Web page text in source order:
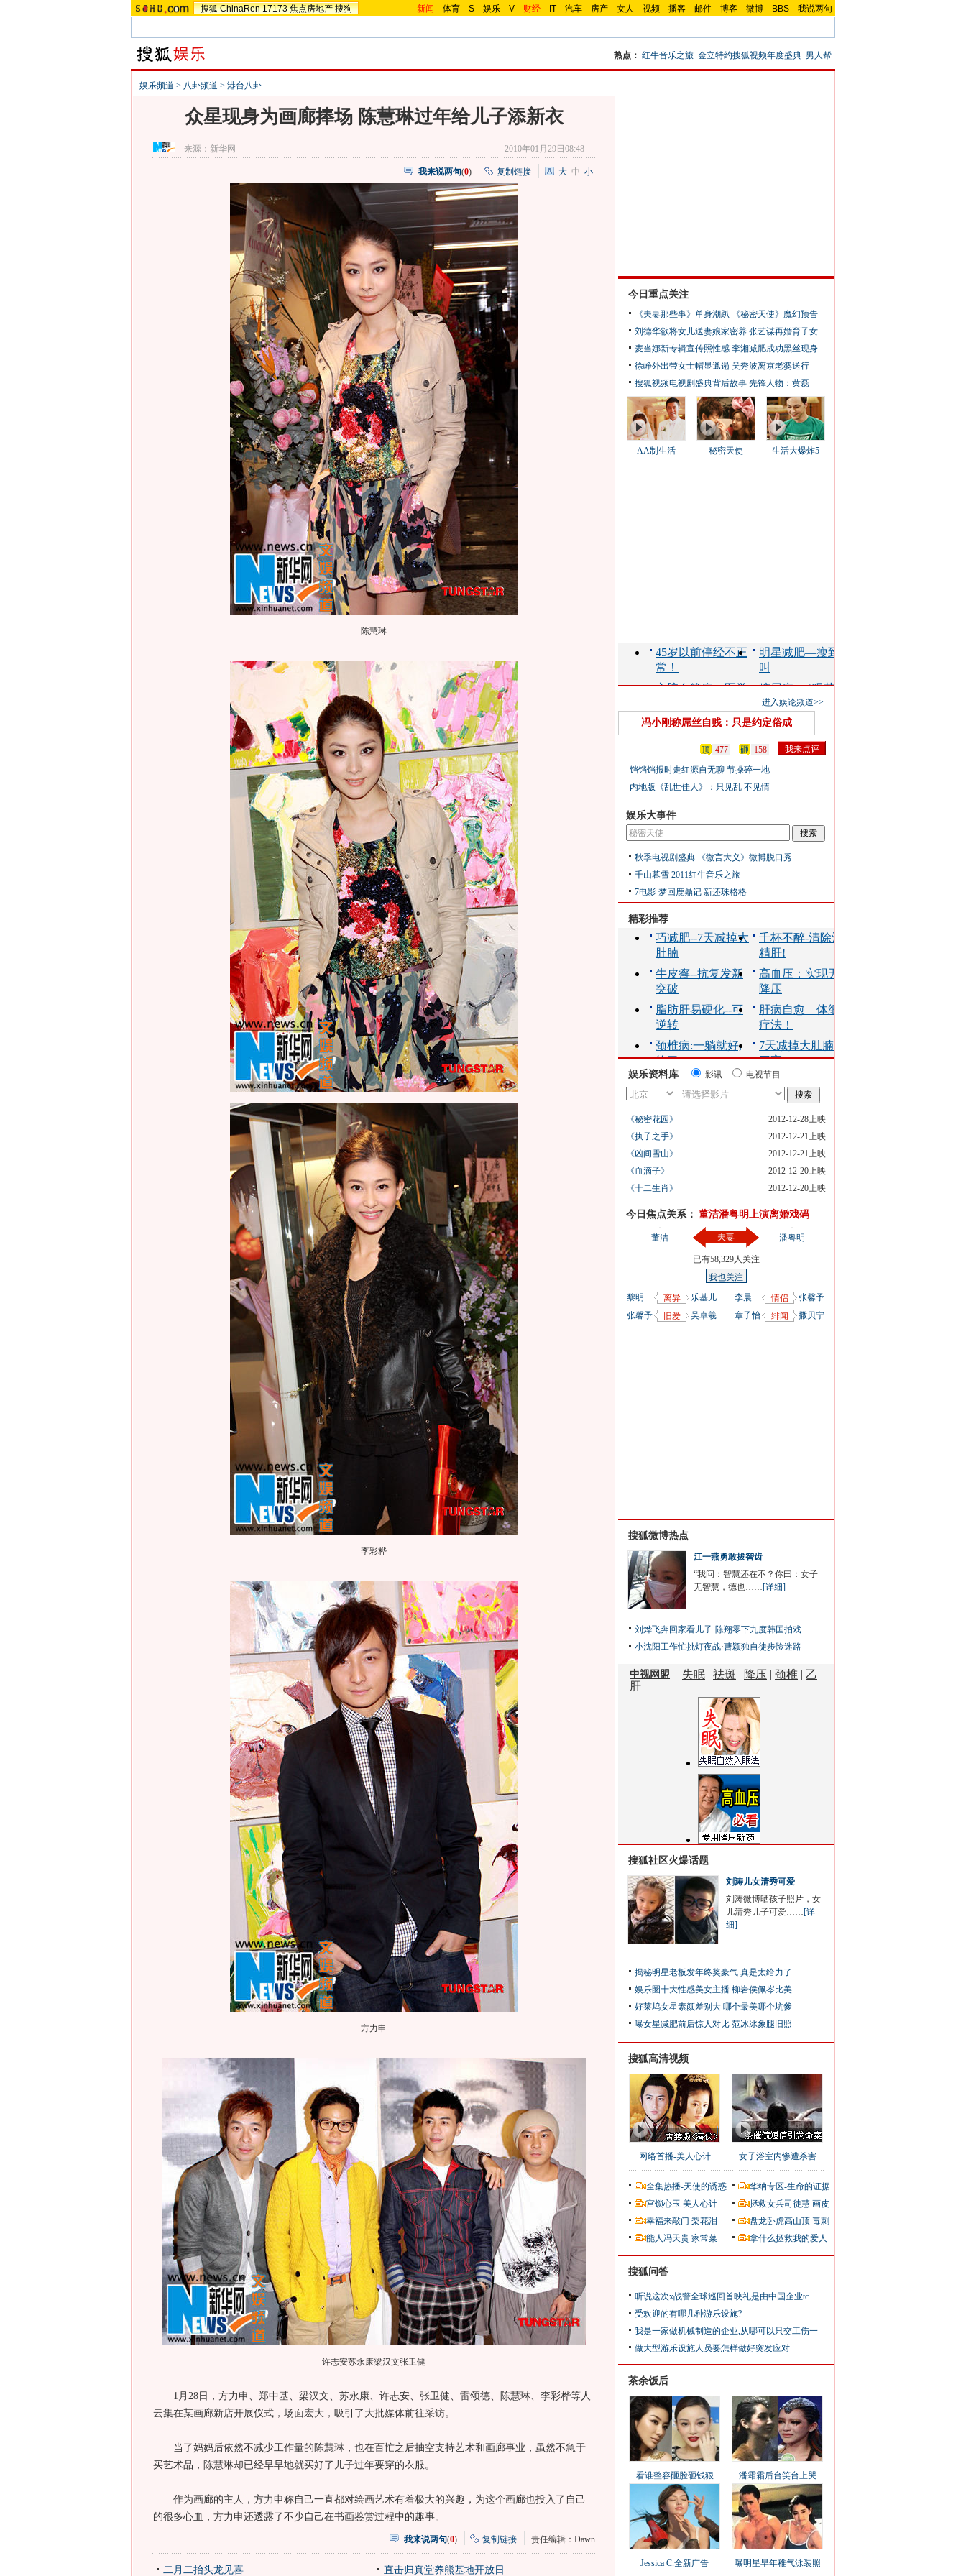
搜狐 ChinaRen 17173 焦点房地产 搜狗 新闻 - 体育 - S - 娱乐 - V - 财经 - IT - 汽车 - 房产 - 女人 - 视频 - 播客 - 邮件 - 博客 - 微博 - BBS - 我说两句
热点： 红牛音乐之旅 金立特约搜狐视频年度盛典 男人帮
娱乐频道 > 八卦频道 > 港台八卦
众星现身为画廊捧场 陈慧琳过年给儿子添新衣
来源： 新华网 2010年01月29日08:48
我来说两句(0) 复制链接 大 中 小
陈慧琳
李彩桦
方力申
许志安苏永康梁汉文张卫健
1月28日，方力申、郑中基、梁汉文、苏永康、许志安、张卫健、雷颂德、陈慧琳、李彩桦等人
云集在某画廊新店开展仪式，场面宏大，吸引了大批媒体前往采访。
当了妈妈后依然不减少工作量的陈慧琳，也在百忙之后抽空支持艺术和画廊事业，虽然不急于
买艺术品，陈慧琳却已经早早地就买好了儿子过年要穿的衣服。
作为画廊的主人，方力申称自己一直都对绘画艺术有着极大的兴趣，为这个画廊也投入了自己
的很多心血，方力申还透露了不少自己在书画鉴赏过程中的趣事。
我来说两句(0) 复制链接 责任编辑：Dawn
二月二抬头龙见喜 直击归真堂养熊基地开放日
今日重点关注
《夫妻那些事》单身潮趴
《秘密天使》魔幻预告
刘德华欲将女儿送妻娘家密养 张艺谋再婚育子女
麦当娜新专辑宣传照性感 李湘减肥成功黑丝现身
徐峥外出带女士帽显邋遢 吴秀波离京老婆送行
搜狐视频电视剧盛典背后故事 先锋人物：黄磊
AA制生活 秘密天使 生活大爆炸5
进入娱论频道>>
冯小刚称屌丝自贱：只是约定俗成
顶 477 砸
158
铛铛铛报时走红源自无聊 节操碎一地
内地版《乱世佳人》：只见乱 不见情
娱乐大事件
秋季电视剧盛典
《微言大义》微博脱口秀
千山暮雪 2011红牛音乐之旅
7电影 梦回鹿鼎记 新还珠格格
精彩推荐
娱乐资料库 影讯 电视节目
《秘密花园》
2012-12-28上映
《执子之手》
2012-12-21上映
《凶间雪山》
2012-12-21上映
《血滴子》
2012-12-20上映
《十二生肖》
2012-12-20上映
今日焦点关系： 董洁潘粤明上演离婚戏码
董洁 夫妻
已有58,329人关注
我也关注
潘粤明
黎明 离异
乐基儿
张馨予
旧爱 吴卓羲
李晨 情侣
张馨予
章子怡
绯闻 撒贝宁
搜狐微博热点
江一燕勇敢拔智齿
“我问：智慧还在不？你曰：女子
无智慧，德也……[详细]
刘烨飞奔回家看儿子·陈翔零下九度韩国拍戏
小沈阳工作忙挑灯夜战·曹颖独自徒步险迷路
搜狐社区火爆话题
刘涛儿女清秀可爱
刘涛微博晒孩子照片，女
儿清秀儿子可爱……[详
细]
揭秘明星老板发年终奖豪气 真是太给力了
娱乐圈十大性感美女主播 柳岩侯佩岑比美
好莱坞女星素颜差别大 哪个最美哪个坑爹
曝女星减肥前后惊人对比 范冰冰象腿旧照
搜狐高清视频
网络首播-美人心计 女子浴室内惨遭杀害
全集热播-天使的诱惑
华纳专区-生命的证据
宫锁心玉 美人心计 拯救女兵司徒慧 画皮
幸福来敲门 梨花泪 盘龙卧虎高山顶 毒刺
能人冯天贵 家常菜 拿什么拯救我的爱人
搜狐问答
听说这次x战警全球巡回首映礼是由中国企业tc
受欢迎的有哪几种游乐设施?
我是一家做机械制造的企业,从哪可以只交工伤一
做大型游乐设施人员要怎样做好突发应对
茶余饭后
看谁整容砸脸砸钱狠 潘霜霜后台笑台上哭
Jessica C.全新广告 曝明星早年稚气泳装照